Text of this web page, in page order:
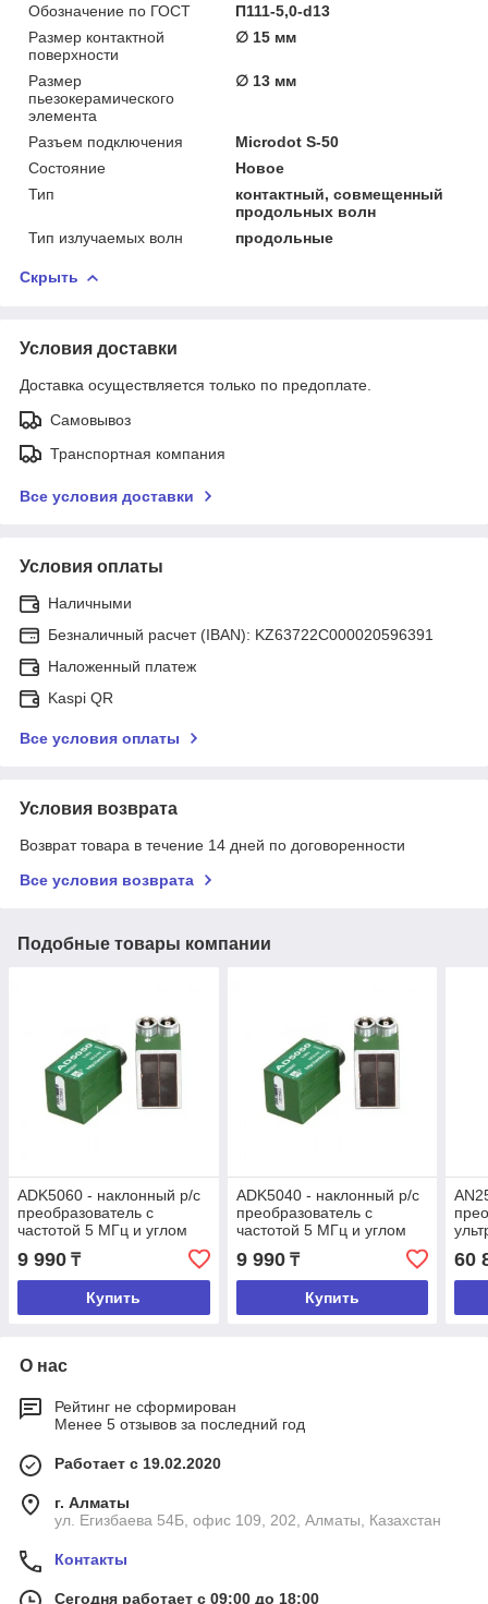
Обозначение по ГОСТ
П111-5,0-d13
Размер контактной
поверхности
∅ 15 мм
Размер
пьезокерамического
элемента
∅ 13 мм
Разъем подключения
Microdot S-50
Состояние
Новое
Тип
контактный, совмещенный
продольных волн
Тип излучаемых волн
продольные
Скрыть
Условия доставки
Доставка осуществляется только по предоплате.
Самовывоз
Транспортная компания
Все условия доставки
Условия оплаты
Наличными
Безналичный расчет (IBAN): KZ63722C000020596391
Наложенный платеж
Kaspi QR
Все условия оплаты
Условия возврата
Возврат товара в течение 14 дней по договоренности
Все условия возврата
Подобные товары компании
ADK5060 - наклонный р/с
преобразователь с
частотой 5 МГц и углом
ввода 60 град.
9 990 ₸
Купить
ADK5040 - наклонный р/с
преобразователь с
частотой 5 МГц и углом
ввода 40 град.
9 990₸
Купить
60
О нас
Рейтинг не сформирован
Менее 5 отзывов за последний год
Работает с 19.02.2020
г. Алматы
ул. Егизбаева 54Б, офис 109, 202, Алматы, Казахстан
Контакты
Сегодня работает с 09:00 до 18:00